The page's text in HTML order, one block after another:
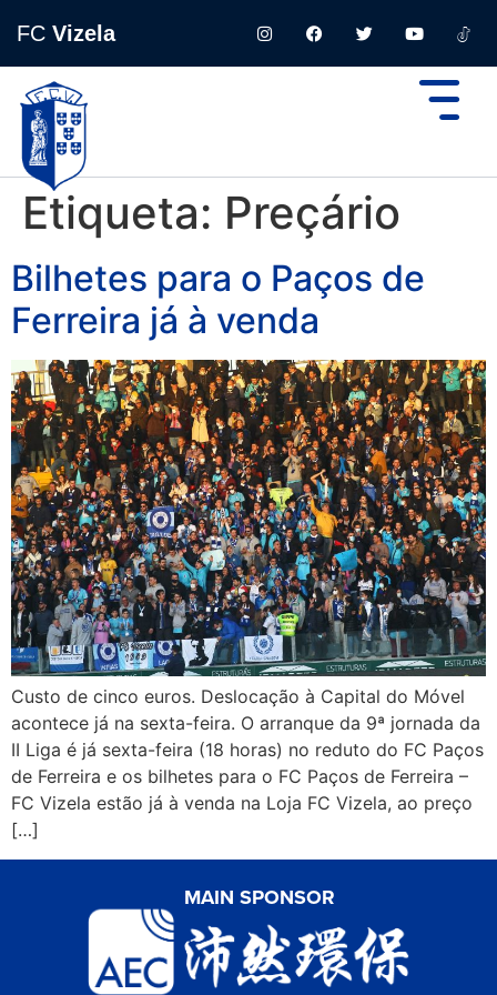
FC Vizela
Etiqueta: Preçário
Bilhetes para o Paços de
Ferreira já à venda
Custo de cinco euros. Deslocação à Capital do Móvel
acontece já na sexta-feira. O arranque da 9ª jornada da
II Liga é já sexta-feira (18 horas) no reduto do FC Paços
de Ferreira e os bilhetes para o FC Paços de Ferreira –
FC Vizela estão já à venda na Loja FC Vizela, ao preço
[…]
MAIN SPONSOR